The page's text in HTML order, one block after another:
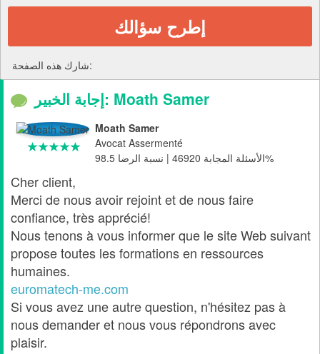
إطرح سؤالك
شارك هذه الصفحة:
إجابة الخبير: Moath Samer
Moath Samer
Avocat Assermenté
الأسئلة المجابة 46920 | نسبة الرضا 98.5%
Cher client,
Merci de nous avoir rejoint et de nous faire
confiance, très apprécié!
Nous tenons à vous informer que le site Web suivant
propose toutes les formations en ressources
humaines.
euromatech-me.com
Si vous avez une autre question, n'hésitez pas à
nous demander et nous vous répondrons avec
plaisir.